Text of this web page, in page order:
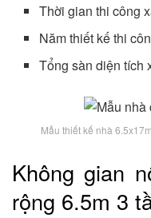
Thời gian thi công
Năm thiết kế thi
Tổng sàn diện tích
Mẫu thiết kế nhà
Không gian
rộng 6.5m 3